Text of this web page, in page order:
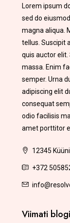
Lorem ipsum
sed do
magna aliqua.
tellus. Suscipit
quis auctor
massa. Enim
semper. Urna
adipiscing elit
consequat
odio facilisis
amet porttitor
12345
+372
Viimati